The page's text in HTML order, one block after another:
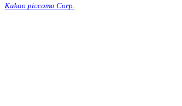
Kakao piccoma Corp.